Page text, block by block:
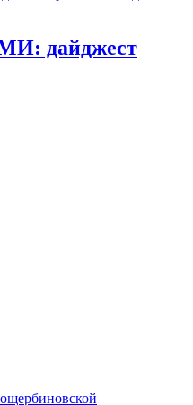
дайджест